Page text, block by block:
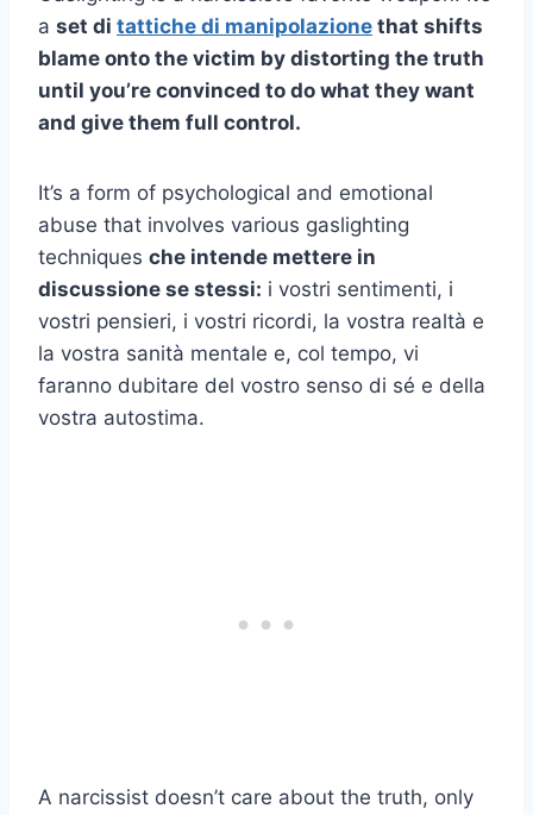
a set di tattiche di manipolazione that shifts
blame onto the victim by distorting the truth
until you’re convinced to do what they want
and give them full control.
It’s a form of psychological and emotional
abuse that involves various gaslighting
techniques che intende mettere in
discussione se stessi: i vostri sentimenti, i
vostri pensieri, i vostri ricordi, la vostra realtà e
la vostra sanità mentale e, col tempo, vi
faranno dubitare del vostro senso di sé e della
vostra autostima.
A narcissist doesn’t care about the truth, only